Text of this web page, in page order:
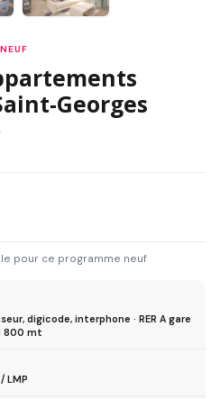
Georges
pour ce programme neuf
digicode, interphone · RER A gare
800 mt
LMP